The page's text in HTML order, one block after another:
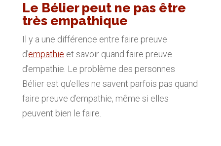
Le Bélier peut ne pas être
très empathique
Il y a une différence entre faire preuve
d’empathie et savoir quand faire preuve
d’empathie. Le problème des personnes
Bélier est qu’elles ne savent parfois pas quand
faire preuve d’empathie, même si elles
peuvent bien le faire.